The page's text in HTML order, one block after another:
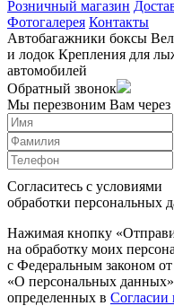
Розничный магазин
Фотогалерея Контакты
Автобагажники боксы
и лодок Крепления для
автомобилей
Обратный звонок
Мы перезвоним Вам через
Согласитесь с условиями
обработки персональных
Нажимая кнопку
на обработку моих
с Федеральным законом
«О персональных
определенных в Согласии